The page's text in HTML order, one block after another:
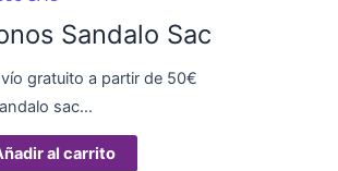
Sandalo Sac
gratuito a partir de 50€
sac…
al carrito